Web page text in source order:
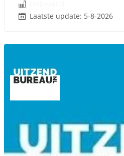
Laatste update: 5-8-2026